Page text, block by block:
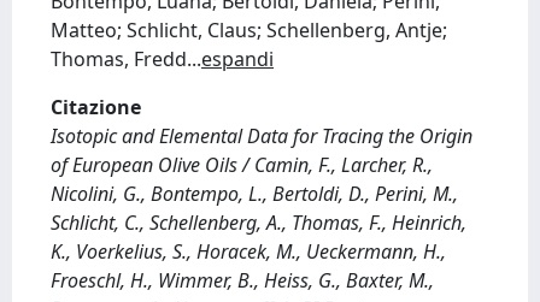
Matteo; Schlicht, Claus; Schellenberg, Antje;
Thomas, Fredd...espandi
Citazione
Isotopic and Elemental Data for Tracing the Origin
of European Olive Oils / Camin, F., Larcher, R.,
Nicolini, G., Bontempo, L., Bertoldi, D., Perini, M.,
Schlicht, C., Schellenberg, A., Thomas, F., Heinrich,
K., Voerkelius, S., Horacek, M., Ueckermann, H.,
Froeschl, H., Wimmer, B., Heiss, G., Baxter, M.,